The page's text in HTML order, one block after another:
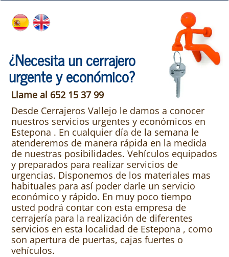
¿Necesita un cerrajero
urgente y económico?
Llame al 652 15 37 99
Desde Cerrajeros Vallejo le damos a conocer
nuestros servicios urgentes y económicos en
Estepona . En cualquier día de la semana le
atenderemos de manera rápida en la medida
de nuestras posibilidades. Vehículos equipados
y preparados para realizar servicios de
urgencias. Disponemos de los materiales mas
habituales para así poder darle un servicio
económico y rápido. En muy poco tiempo
usted podrá contar con esta empresa de
cerrajería para la realización de diferentes
servicios en esta localidad de Estepona , como
son apertura de puertas, cajas fuertes o
vehículos.